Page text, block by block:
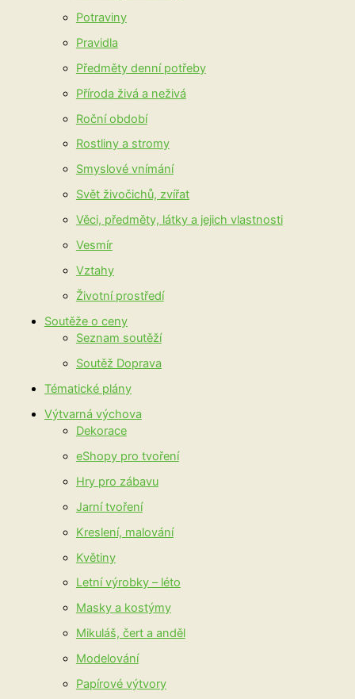
Potraviny
Pravidla
Předměty denní potřeby
Příroda živá a neživá
Roční období
Rostliny a stromy
Smyslové vnímání
Svět živočichů, zvířat
Věci, předměty, látky a jejich vlastnosti
Vesmír
Vztahy
Životní prostředí
Soutěže o ceny
Seznam soutěží
Soutěž Doprava
Tématické plány
Výtvarná výchova
Dekorace
eShopy pro tvoření
Hry pro zábavu
Jarní tvoření
Kreslení, malování
Květiny
Letní výrobky – léto
Masky a kostýmy
Mikuláš, čert a anděl
Modelování
Papírové výtvory